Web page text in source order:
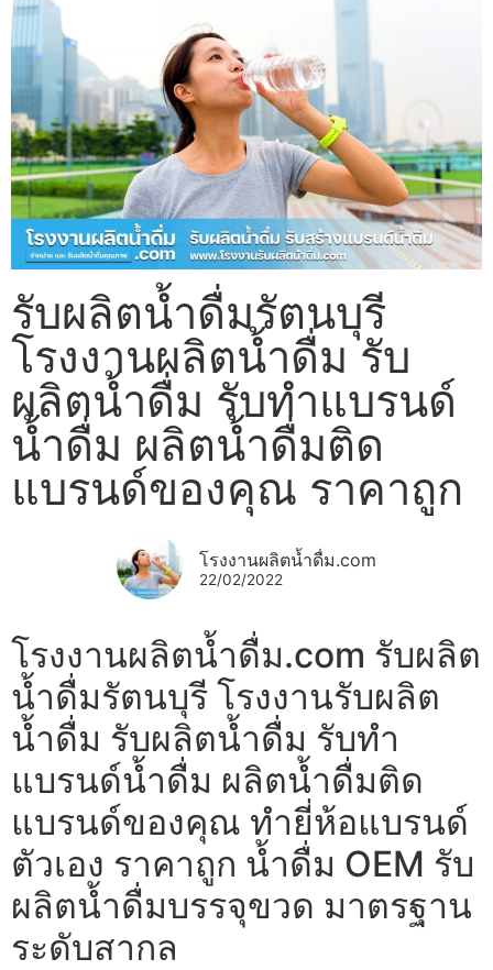
รับผลิตน้ำดื่มรัตนบุรี
โรงงานผลิตน้ำดื่ม รับ
ผลิตน้ำดื่ม รับทำแบรนด์
น้ำดื่ม ผลิตน้ำดื่มติด
แบรนด์ของคุณ ราคาถูก
โรงงานผลิตน้ำดื่ม.com
22/02/2022
โรงงานผลิตน้ำดื่ม.com รับผลิต
น้ำดื่มรัตนบุรี โรงงานรับผลิต
น้ำดื่ม รับผลิตน้ำดื่ม รับทำ
แบรนด์น้ำดื่ม ผลิตน้ำดื่มติด
แบรนด์ของคุณ ทำยี่ห้อแบรนด์
ตัวเอง ราคาถูก น้ำดื่ม OEM รับ
ผลิตน้ำดื่มบรรจุขวด มาตรฐาน
ระดับสากล